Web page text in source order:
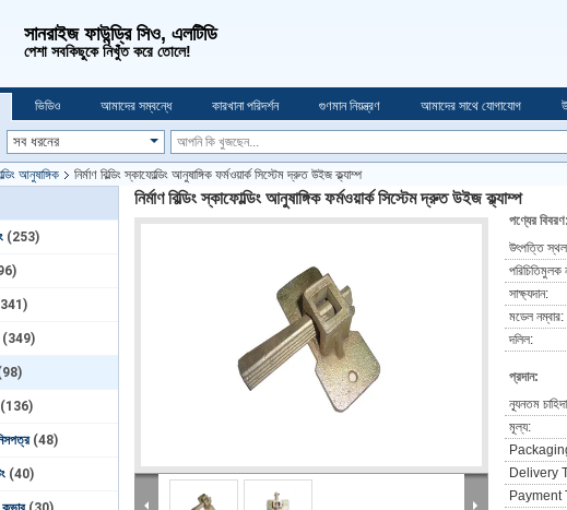
সানরাইজ ফাউন্ড্রি সিও, এলটিডি
পেশা সবকিছুকে নিখুঁত করে তোলে!
ভিডিও আমাদের সম্বন্ধে কারখানা পরিদর্শন গুণমান নিয়ন্ত্রণ আমাদের সাথে যোগাযোগ
আনুষাঙ্গিক
নির্মাণ বিল্ডিং স্কাফোল্ডিং আনুষাঙ্গিক ফর্মওয়ার্ক সিস্টেম দ্রুত উইজ ক্ল্যাম্প
(253)
(349)
(136)
(48)
(40)
নির্মাণ বিল্ডিং স্কাফোল্ডিং আনুষাঙ্গিক ফর্মওয়ার্ক সিস্টেম দ্রুত উইজ ক্ল্যাম্প
পণ্যের বিবরণ:
উৎপত্তি
পরিচিতিমুলক
সাক্ষ্যদান:
মডেল নম্বার:
দলিল:
প্রদান:
ন্যূনতম
মূল্য:
Delivery
Payment